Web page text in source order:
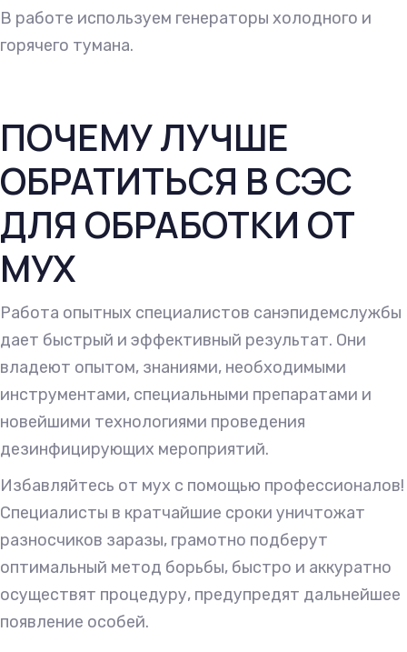
В работе используем генераторы холодного и
горячего тумана.
ПОЧЕМУ ЛУЧШЕ
ОБРАТИТЬСЯ В СЭС
ДЛЯ ОБРАБОТКИ ОТ
МУХ
Работа опытных специалистов санэпидемслужбы
дает быстрый и эффективный результат. Они
владеют опытом, знаниями, необходимыми
инструментами, специальными препаратами и
новейшими технологиями проведения
дезинфицирующих мероприятий.
Избавляйтесь от мух с помощью профессионалов!
Специалисты в кратчайшие сроки уничтожат
разносчиков заразы, грамотно подберут
оптимальный метод борьбы, быстро и аккуратно
осуществят процедуру, предупредят дальнейшее
появление особей.